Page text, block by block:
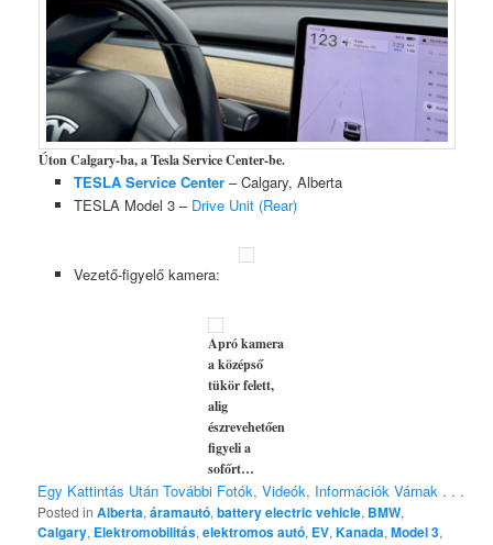
Úton Calgary-ba, a Tesla Service Center-be.
TESLA Service Center– Calgary, Alberta
TESLA Model 3 – Drive Unit (Rear)
Vezető-figyelő kamera:
Apró kamera
a középső
tükör felett,
alig
észrevehetően
figyeli a
sofőrt…
Egy Kattintás Után További Fotók, Videók, Információk Várnak . . .
Posted in Alberta,áramautó,battery electric vehicle, BMW,
Calgary, Elektromobilitás,elektromos autó, EV,Kanada,Model 3,